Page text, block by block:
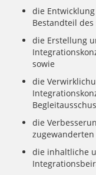
die
Bestandteil
die Erstellung
sowie
die
die
die inhaltliche